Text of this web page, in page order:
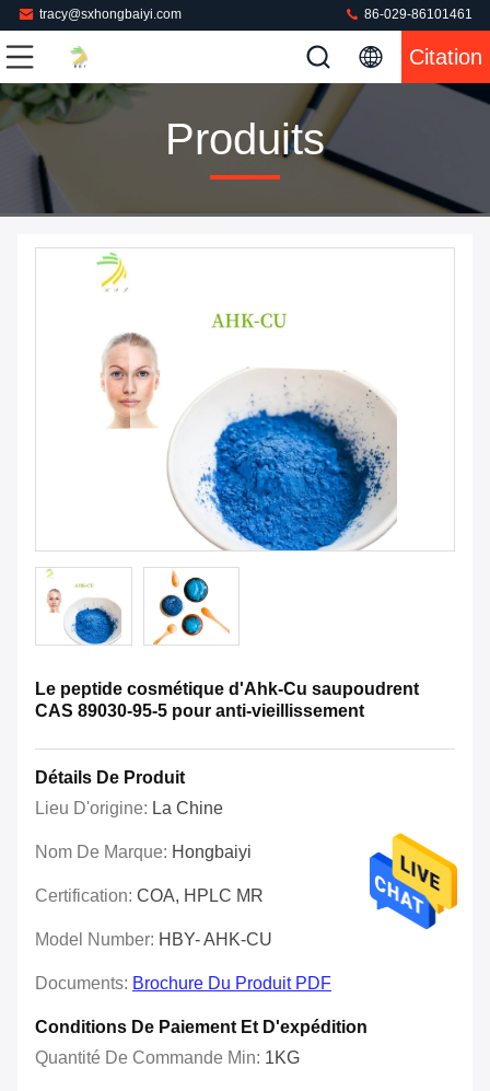
tracy@sxhongbaiyi.com 86-029-86101461
Citation
Produits
Le peptide cosmétique d'Ahk-Cu saupoudrent
CAS 89030-95-5 pour anti-vieillissement
Détails De Produit
Lieu D'origine: La Chine
Nom De Marque: Hongbaiyi
Certification: COA, HPLC MR
Model Number: HBY- AHK-CU
Documents: Brochure Du Produit PDF
Conditions De Paiement Et D'expédition
Quantité De Commande Min: 1KG